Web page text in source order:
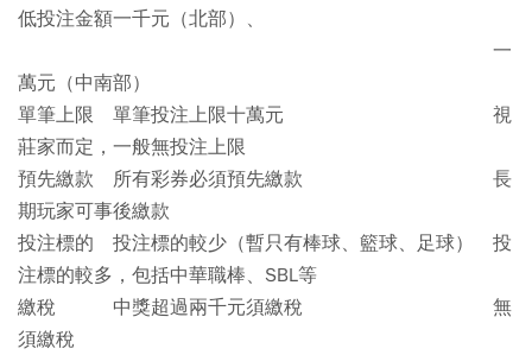
低投注金額一千元（北部）、
一
萬元（中南部）
單筆上限 單筆投注上限十萬元 視
莊家而定，一般無投注上限
預先繳款 所有彩券必須預先繳款 長
期玩家可事後繳款
投注標的 投注標的較少（暫只有棒球、籃球、足球） 投
注標的較多，包括中華職棒、SBL等
繳稅 中獎超過兩千元須繳稅 無
須繳稅